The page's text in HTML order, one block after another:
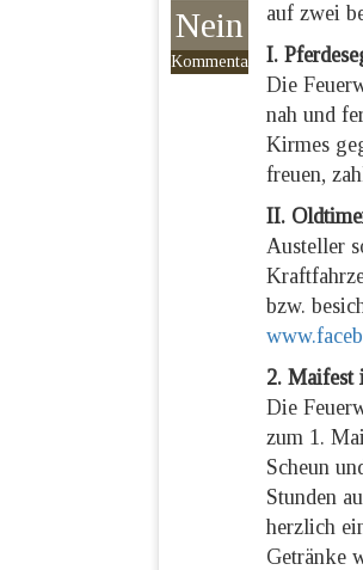
Nein
Kommentare
auf zwei
I.
Die
nah und
Kirmes
freuen,
II.
Austeller
bzw.
2. Maifest
Die
zum 1.
Scheun
Stunden
herzlich
Getränke